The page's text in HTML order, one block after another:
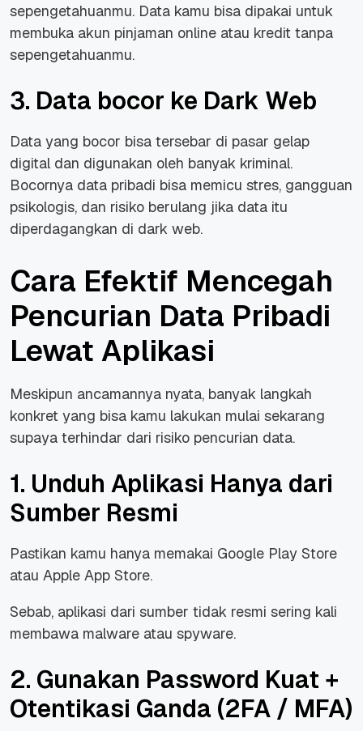
sepengetahuanmu. Data kamu bisa dipakai untuk
membuka akun pinjaman online atau kredit tanpa
sepengetahuanmu.
3. Data bocor ke Dark Web
Data yang bocor bisa tersebar di pasar gelap
digital dan digunakan oleh banyak kriminal.
Bocornya data pribadi bisa memicu stres, gangguan
psikologis, dan risiko berulang jika data itu
diperdagangkan di dark web.
Cara Efektif Mencegah
Pencurian Data Pribadi
Lewat Aplikasi
Meskipun ancamannya nyata, banyak langkah
konkret yang bisa kamu lakukan mulai sekarang
supaya terhindar dari risiko pencurian data.
1. Unduh Aplikasi Hanya dari
Sumber Resmi
Pastikan kamu hanya memakai Google Play Store
atau Apple App Store.
Sebab, aplikasi dari sumber tidak resmi sering kali
membawa malware atau spyware.
2. Gunakan Password Kuat +
Otentikasi Ganda (2FA / MFA)